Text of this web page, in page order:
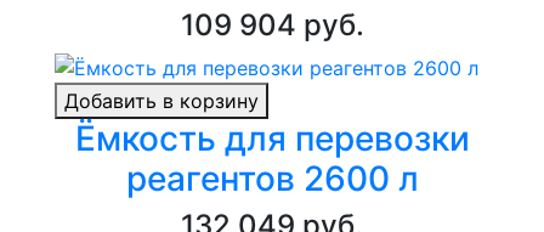
109 904 руб.
Добавить в корзину
Ёмкость для перевозки
реагентов 2600 л